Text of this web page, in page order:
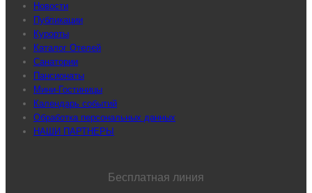
Новости
Публикации
Курорты
Каталог Отелей
Санатории
Пансионаты
Мини-Гостиницы
Календарь событий
Обработка персональных данных
НАШИ ПАРТНЕРЫ
Бесплатная линия